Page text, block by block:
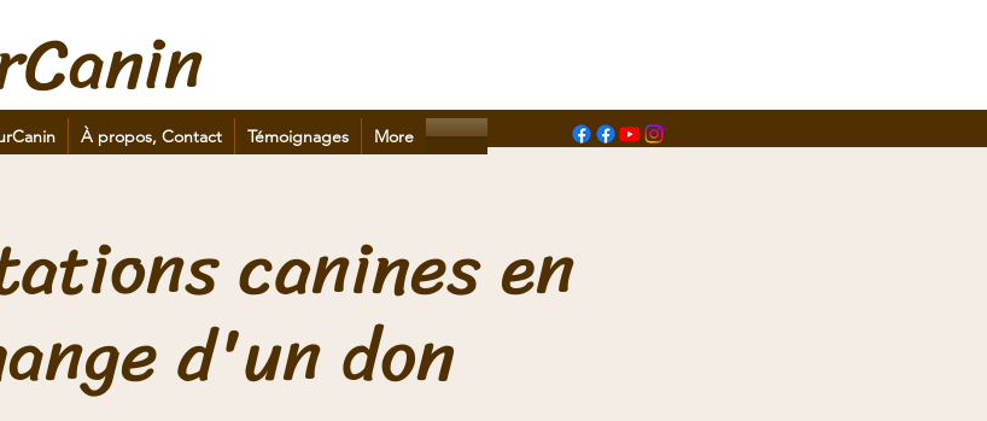
À propos, Contact Témoignages More
canines en
d'un don